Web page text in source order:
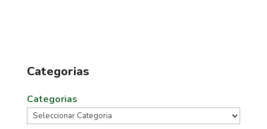
Categorias
Categorias